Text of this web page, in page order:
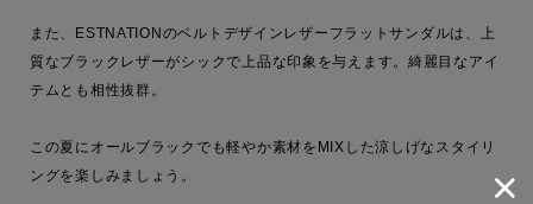
また、ESTNATIONのベルトデザインレザーフラットサンダルは、上
質なブラックレザーがシックで上品な印象を与えます。綺麗目なアイ
テムとも相性抜群。
この夏にオールブラックでも軽やか素材をMIXした涼しげなスタイリ
ングを楽しみましょう。